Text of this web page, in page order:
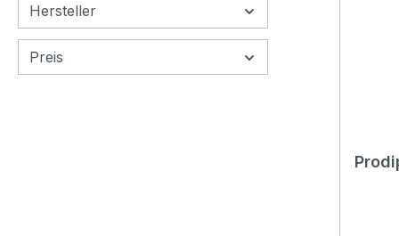
Hersteller
Preis